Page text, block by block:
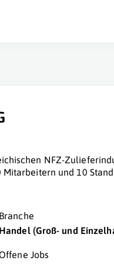
NFZ-
und 10
(Groß- und
Jobs